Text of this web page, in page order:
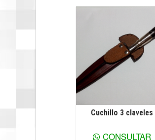
Ver más información
Cuchillo 3 claveles
CONSULTAR